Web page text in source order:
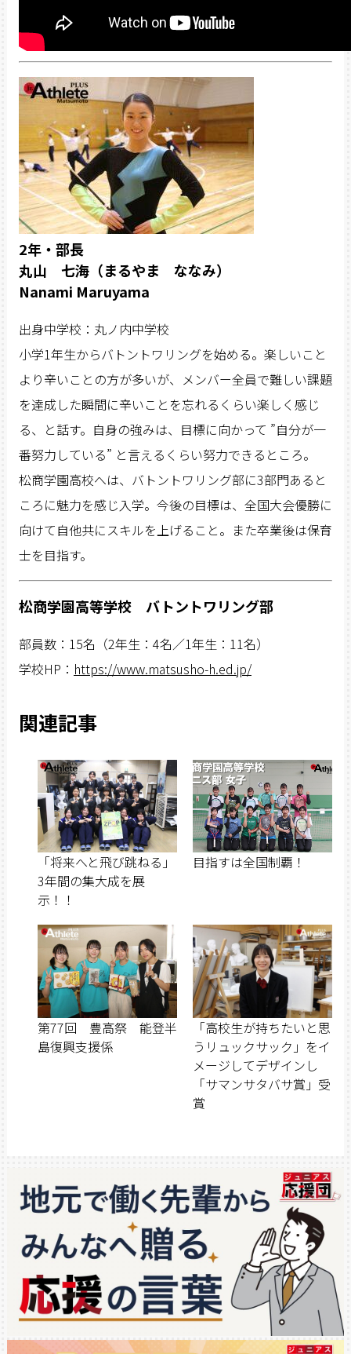
2年・部長
丸山 七海（まるやま ななみ）
Nanami Maruyama
出身中学校：丸ノ内中学校
小学1年生からバトントワリングを始める。楽しいこと
より辛いことの方が多いが、メンバー全員で難しい課題
を達成した瞬間に辛いことを忘れるくらい楽しく感じ
る、と話す。自身の強みは、目標に向かって ”自分が一
番努力している” と言えるくらい努力できるところ。
松商学園高校へは、バトントワリング部に3部門あると
ころに魅力を感じ入学。今後の目標は、全国大会優勝に
向けて自他共にスキルを上げること。また卒業後は保育
士を目指す。
松商学園高等学校 バトントワリング部
部員数：15名（2年生：4名／1年生：11名）
学校HP： https://www.matsusho-h.ed.jp/
関連記事
「将来へと飛び跳ねる」
3年間の集大成を展
示！！
目指すは全国制覇！
第77回 豊高祭 能登半
島復興支援係
「高校生が持ちたいと思
うリュックサック」をイ
メージしてデザインし
「サマンサタバサ賞」受
賞